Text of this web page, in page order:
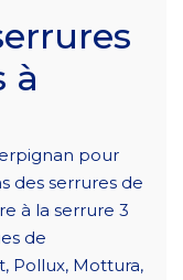
à
pour
des serrures de
à la serrure 3
de
Pollux, Mottura,